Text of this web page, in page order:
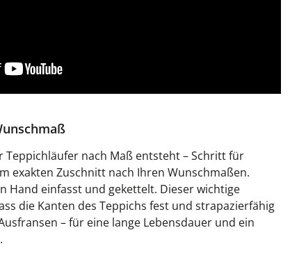
Teppichläufer nach Maß entsteht – Schritt für
exakten Zuschnitt nach Ihren Wunschmaßen.
Hand einfasst und gekettelt. Dieser wichtige
die Kanten des Teppichs fest und strapazierfähig
– für eine lange Lebensdauer und ein